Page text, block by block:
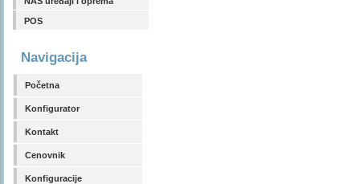
POS
Navigacija
Početna
Konfigurator
Kontakt
Cenovnik
Konfiguracije